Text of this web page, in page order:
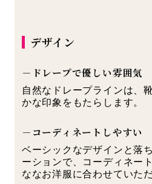
デザイン
－ドレープで優しい雰囲気
自然なドレープラインは、
かな印象をもたらします。
－コーディネートしやすい
ベーシックなデザインと落
ーションで、コーディネー
ななお洋服に合わせていただ